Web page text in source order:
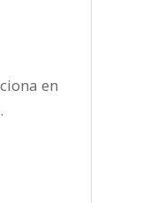
en